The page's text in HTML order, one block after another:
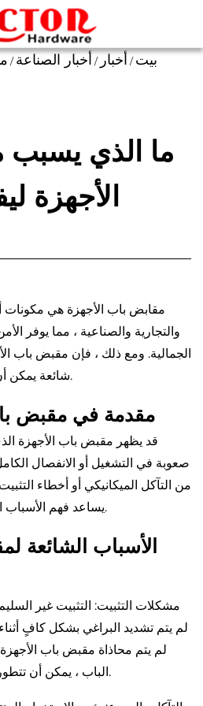
بيت / أخبار / أخبار الصناعة /
ما الذي
الأجهزة
مقابض باب الأجهزة هي مكونات
والتجارية والصناعية ، مما يوفر
الجمالية. ومع ذلك ، فإن مقبض باب
شائعة يمكن أن تعرض الوظائف والسلامة.
مقدمة في مقبض
قد يظهر مقبض باب الأجهزة
صعوبة في التشغيل أو الانفصال
من التآكل الميكانيكي أو أخطاء
يساعد فهم الأسباب الجذرية في الوقاية والصيانة.
الأسباب الشائعة
مشكلات التثبيت: التثبيت غير
لم يتم تشديد البراغي بشكل كافٍ أثناء
لم يتم محاذاة مقبض باب
الباب ، يمكن أن تتطور رخاوة بمرور الوقت.